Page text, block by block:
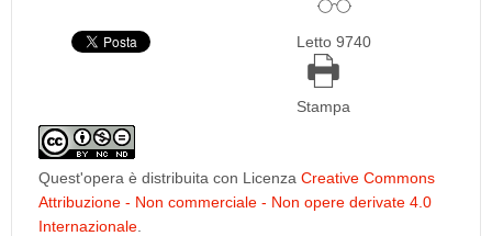
Letto 9740
Stampa
Quest'opera è distribuita con Licenza Creative Commons
Attribuzione - Non commerciale - Non opere derivate 4.0
Internazionale